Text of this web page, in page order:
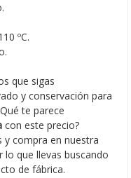
ºC.
que sigas
y conservación para
te parece
con este precio?
y compra en nuestra
lo que llevas buscando
de fábrica.